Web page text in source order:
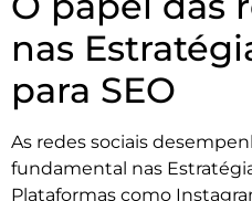
nas
para SEO
As redes sociais
fundamental nas
Plataformas como